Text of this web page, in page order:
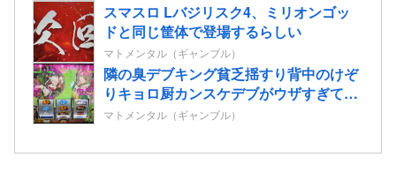
スマスロ Lバジリスク4、ミリオンゴッ
ドと同じ筐体で登場するらしい
マトメンタル（ギャンブル）
隣の臭デブキング貧乏揺すり背中のけぞ
りキョロ厨カンスケデブがウザすぎて心
が折れそう…
マトメンタル（ギャンブル）